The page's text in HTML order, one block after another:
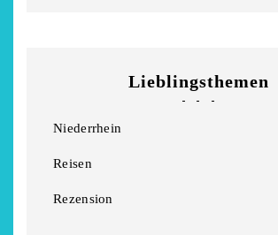
Lieblingsthemen
Niederrhein
Reisen
Rezension